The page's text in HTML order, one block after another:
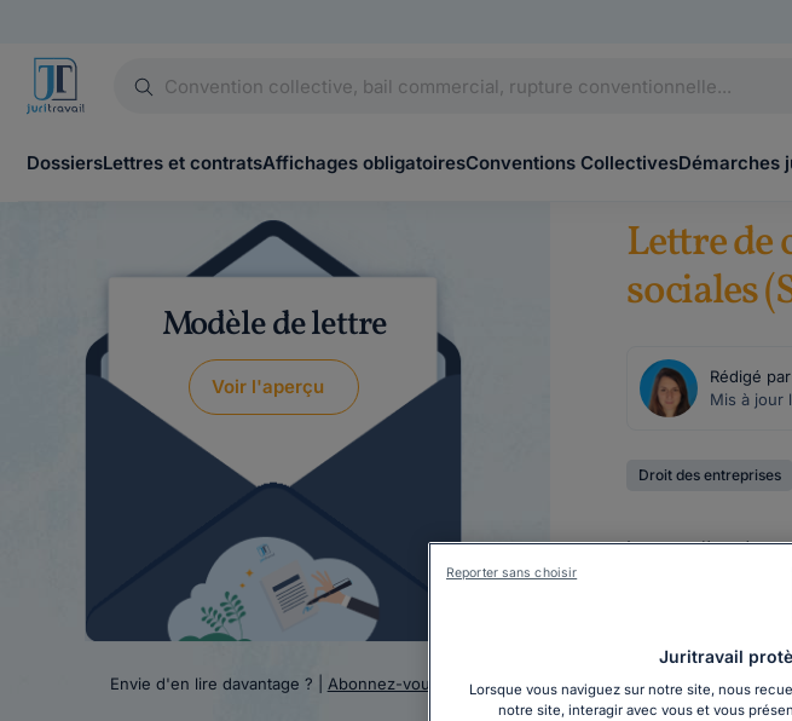
DossiersLettres et contratsAffichages obligatoiresConventions CollectivesDémarches
Modèle de lettre
Voir l'aperçu
Envie d'en lire davantage ? | Abonnez-vous
Lettre de
sociales
Rédigé par
Mis à jour
Droit des entreprises
Lorsque l'un des
autorisée et le
convocation en
4€ HT
Juritravail
Lorsque vous naviguez sur notre site, nous
notre site, interagir avec vous et vous
Reporter sans choisir